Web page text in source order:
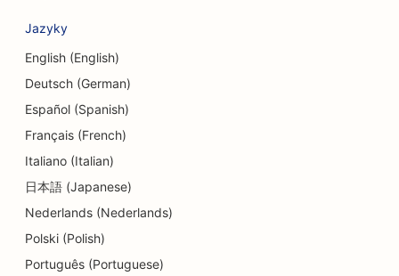
SEO pre zmenárenské služby
SEO pre služby dermabrázie
SEO pre centrá dennej starostlivosti
SEO pre obchody s detailmi
SEO pre reštaurácie
Jazyky
English (English)
Deutsch (German)
Español (Spanish)
Français (French)
Italiano (Italian)
日本語 (Japanese)
Nederlands (Nederlands)
Polski (Polish)
Português (Portuguese)